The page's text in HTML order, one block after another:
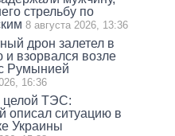
стрельбу по
8 августа 2026, 13:36
дрон залетел в
и взорвался возле
Румынией
16:36
целой ТЭС:
описал ситуацию в
Украины